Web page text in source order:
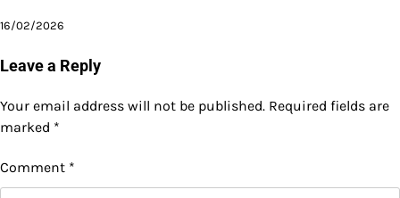
16/02/2026
Leave a Reply
Your email address will not be published. Required fields are
marked *
Comment *